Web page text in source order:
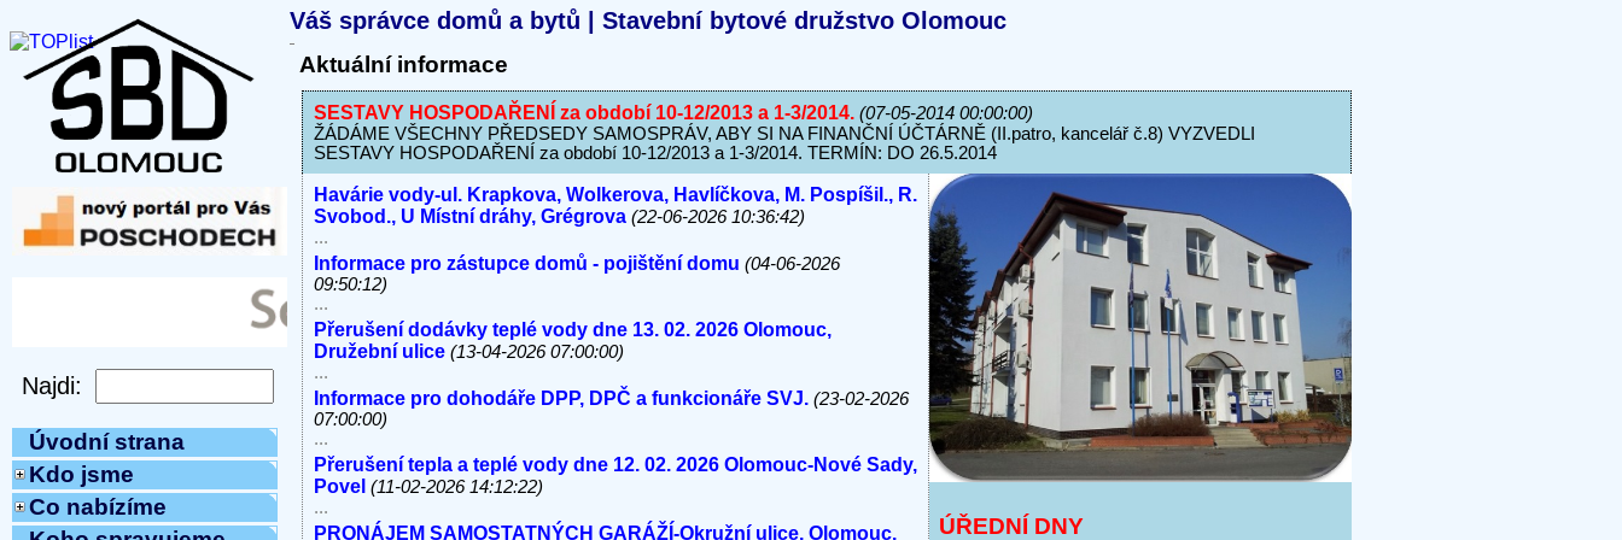
Úvodní strana
Kdo jsme
Co nabízíme
Váš správce domů a bytů | Stavební bytové družstvo Olomouc
Aktuální informace
SESTAVY HOSPODAŘENÍ za období 10-12/2013 a 1-3/2014. (07-05-2014 00:00:00)
ŽÁDÁME VŠECHNY PŘEDSEDY SAMOSPRÁV, ABY SI NA FINANČNÍ ÚČTÁRNĚ (II.patro, kancelář č.8) VYZVEDLI
SESTAVY HOSPODAŘENÍ za období 10-12/2013 a 1-3/2014. TERMÍN: DO 26.5.2014
Havárie vody-ul. Krapkova, Wolkerova, Havlíčkova, M. Pospíšil., R.
Svobod., U Místní dráhy, Grégrova (22-06-2026 10:36:42)
...
Informace pro zástupce domů - pojištění domu (04-06-2026
09:50:12)
...
Přerušení dodávky teplé vody dne 13. 02. 2026 Olomouc,
Družební ulice (13-04-2026 07:00:00)
...
Informace pro dohodáře DPP, DPČ a funkcionáře SVJ. (23-02-2026
07:00:00)
...
Přerušení tepla a teplé vody dne 12. 02. 2026 Olomouc-Nové Sady,
Povel (11-02-2026 14:12:22)
...
PRONÁJEM SAMOSTATNÝCH GARÁŽÍ-Okružní ulice, Olomouc.
ÚŘEDNÍ DNY